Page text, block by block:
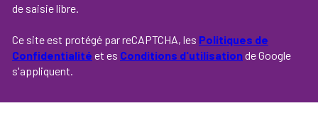
de saisie libre.
Ce site est protégé par reCAPTCHA, les Politiques de
Confidentialité et es Conditions d'utilisationde Google
s'appliquent.